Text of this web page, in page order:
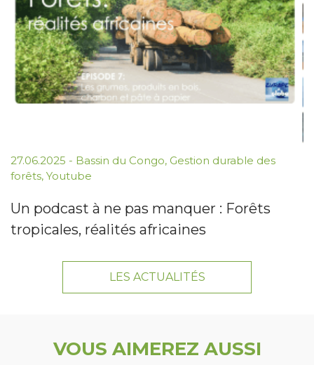
27.06.2025 - Bassin du Congo, Gestion durable des
forêts, Youtube
Un podcast à ne pas manquer : Forêts
tropicales, réalités africaines
LES ACTUALITÉS
VOUS AIMEREZ AUSSI